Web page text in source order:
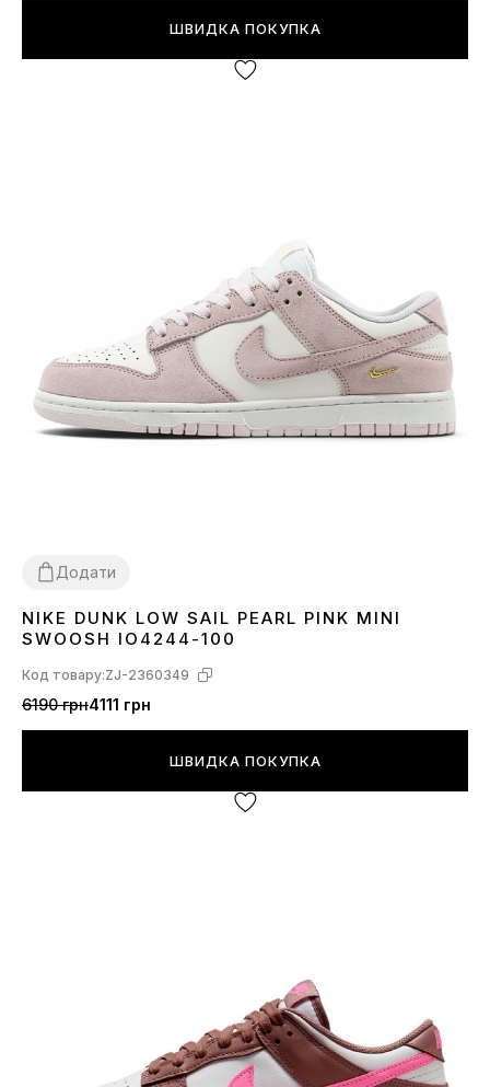
ШВИДКА ПОКУПКА
Додати
3637 383940 41
NIKE DUNK LOW SAIL PEARL PINK MINI
SWOOSH IO4244-100
Код товару:ZJ-2360349
6190 грн4111 грн
ШВИДКА ПОКУПКА